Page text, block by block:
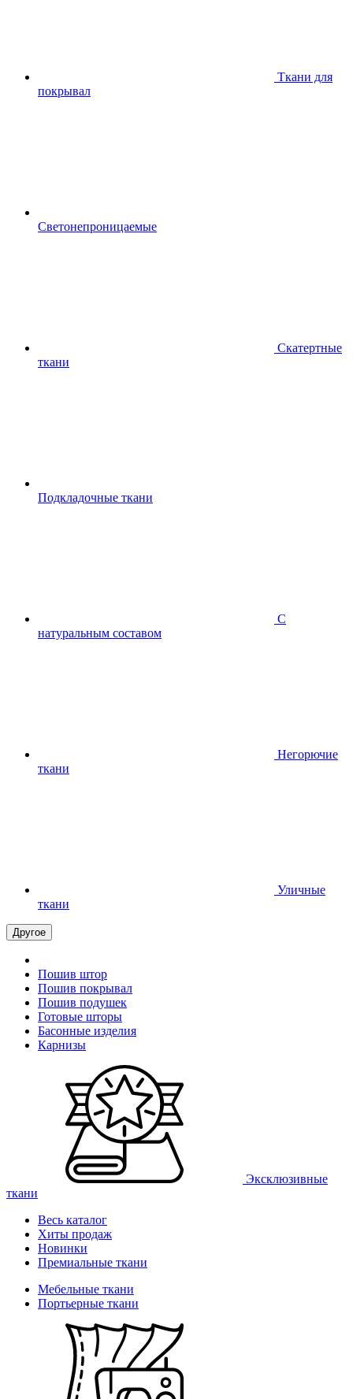
Ткани для
покрывал
Светонепроницаемые
Скатертные
ткани
Подкладочные ткани
С
натуральным составом
Негорючие
ткани
Уличные
ткани
Другое
Пошив штор
Пошив покрывал
Пошив подушек
Готовые шторы
Басонные изделия
Карнизы
Эксклюзивные
ткани
Весь каталог
Хиты продаж
Новинки
Премиальные ткани
Мебельные ткани
Портьерные ткани